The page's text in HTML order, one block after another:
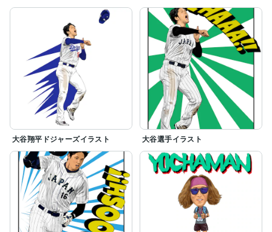
大谷翔平ドジャーズイラスト 大谷選手イラスト